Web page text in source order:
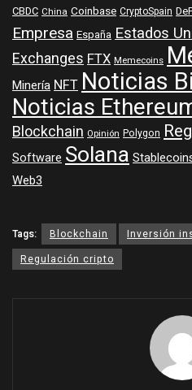
CBDC China Coinbase CryptoSpain
Empresa España Estados
ExchangesFTX Memecoins
MineríaNFTNoticias
Noticias
Blockchain Opinión Polygon
SoftwareSolana
Web3
Tags: Blockchain Inversión
Regulación cripto